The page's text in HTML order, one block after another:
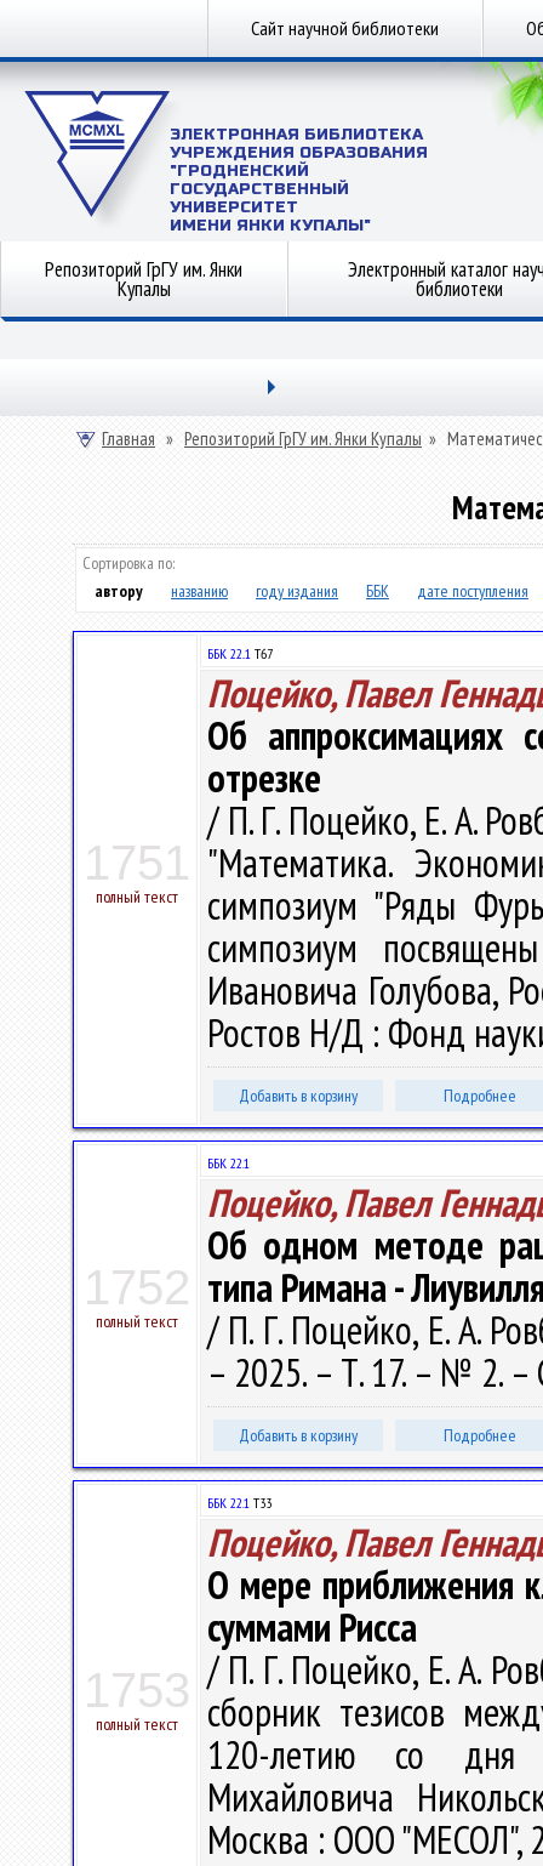
Сайт научной библиотеки
ЭЛЕКТРОННАЯ БИБЛИОТЕКА
УЧРЕЖДЕНИЯ ОБРАЗОВАНИЯ
"ГРОДНЕНСКИЙ
ГОСУДАРСТВЕННЫЙ
УНИВЕРСИТЕТ
ИМЕНИ ЯНКИ КУПАЛЫ"
Репозиторий ГрГУ им. Янки
Купалы
Электронный каталог
библиотеки
Главная » Репозиторий ГрГУ им. Янки Купалы »
Сортировка по:
автору
названию году издания ББК дате поступления
1751
полный текст
ББК 22..1 Т67
Поцейко, Павел
Об аппроксимациях
отрезке
/ П. Г. Поцейко, Е. А.
"Математика.
симпозиум "Ряды
симпозиум
Ивановича Голубова,
Ростов Н/Д : Фонд
Добавить в корзину Подробнее
1752
полный текст
ББК 22.1
Поцейко, Павел
Об одном методе
типа Римана -
/ П. Г. Поцейко, Е. А.
– 2025. – Т. 17. – № 2. –
Добавить в корзину Подробнее
1753
полный текст
ББК 22.1 Т33
Поцейко, Павел
О мере приближения
суммами Рисса
/ П. Г. Поцейко, Е. А.
сборник тезисов
120-летию со дня
Михайловича
Москва : ООО "МЕСОЛ",